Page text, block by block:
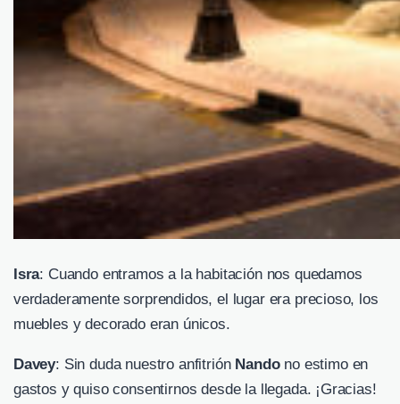
Isra: Cuando entramos a la habitación nos quedamos
verdaderamente sorprendidos, el lugar era precioso, los
muebles y decorado eran únicos.
Davey: Sin duda nuestro anfitrión Nandono estimo en
gastos y quiso consentirnos desde la llegada. ¡Gracias!